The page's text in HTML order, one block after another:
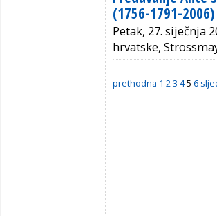
(1756-1791-
Petak, 27. siječnja
hrvatske,
prethodna 1 23 45 6